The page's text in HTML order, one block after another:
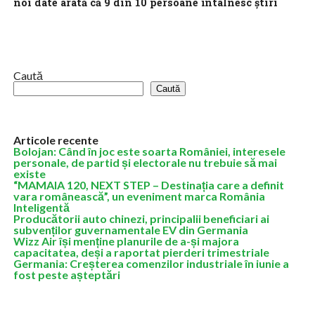
noi date arată că 9 din 10 persoane întâlnesc știri
Caută
Caută
Articole recente
Bolojan: Când în joc este soarta României, interesele
personale, de partid și electorale nu trebuie să mai
existe
“MAMAIA 120, NEXT STEP – Destinația care a definit
vara românească”, un eveniment marca România
Inteligentă
Producătorii auto chinezi, principalii beneficiari ai
subvenților guvernamentale EV din Germania
Wizz Air își menține planurile de a-și majora
capacitatea, deși a raportat pierderi trimestriale
Germania: Creșterea comenzilor industriale în iunie a
fost peste așteptări